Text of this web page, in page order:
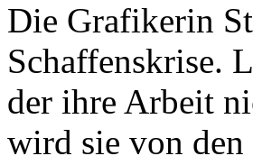
Die Grafikerin
Schaffenskrise.
der ihre Arbeit
wird sie von den